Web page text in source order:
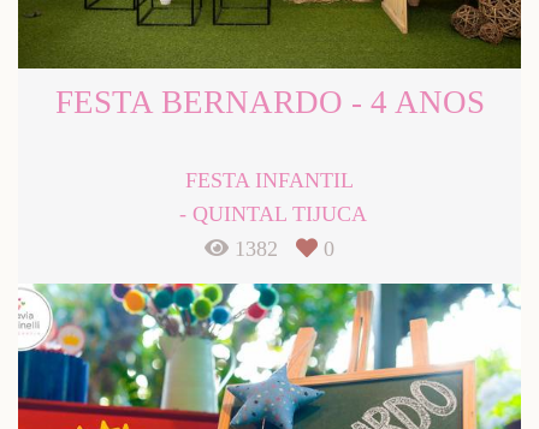
FESTA BERNARDO - 4 ANOS
FESTA INFANTIL
QUINTAL TIJUCA
1382
0